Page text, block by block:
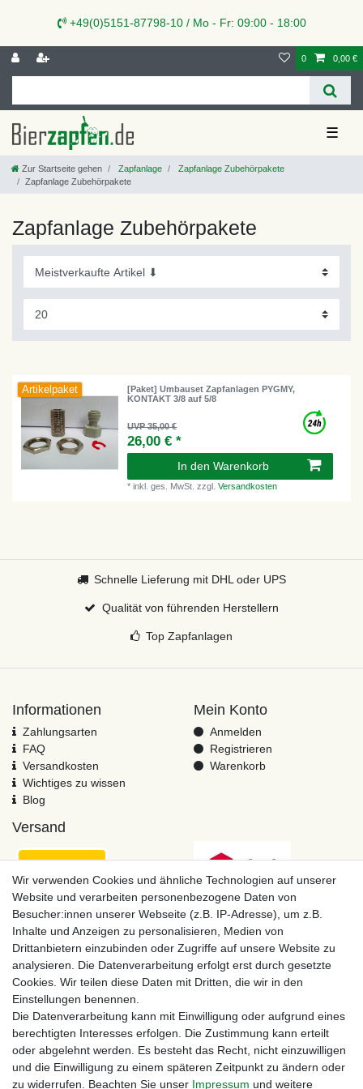
+49(0)5151-87798-10 / Mo - Fr: 09:00 - 18:00
0 0,00 €
☰
Zur Startseite gehen Zapfanlage
Zapfanlage Zubehörpakete
Zapfanlage Zubehörpakete
Zapfanlage Zubehörpakete
Artikelpaket
[Paket] Umbauset Zapfanlagen PYGMY,
KONTAKT 3/8 auf 5/8
UVP 35,00 €
26,00 € *
In den Warenkorb
*inkl. ges. MwSt. zzgl.Versandkosten
Schnelle Lieferung mit DHL oder UPS
Qualität von führenden Herstellern
Top Zapfanlagen
Informationen
Zahlungsarten
FAQ
Versandkosten
Wichtiges zu wissen
Blog
Mein Konto
Anmelden
Registrieren
Warenkorb
Versand
Zahlungsmöglichkeiten
Wir verwenden Cookies und ähnliche Technologien auf unserer
Website und verarbeiten personenbezogene Daten von
Besucher:innen unserer Webseite (z.B. IP-Adresse), um z.B.
Inhalte und Anzeigen zu personalisieren, Medien von
Drittanbietern einzubinden oder Zugriffe auf unsere Website zu
analysieren. Die Datenverarbeitung erfolgt erst durch gesetzte
Cookies. Wir teilen diese Daten mit Dritten, die wir in den
Einstellungen benennen.
Die Datenverarbeitung kann mit Einwilligung oder aufgrund eines
berechtigten Interesses erfolgen. Die Zustimmung kann erteilt
oder abgelehnt werden. Es besteht das Recht, nicht einzuwilligen
und die Einwilligung zu einem späteren Zeitpunkt zu ändern oder
zu widerrufen. Beachten Sie unser Impressum und weitere